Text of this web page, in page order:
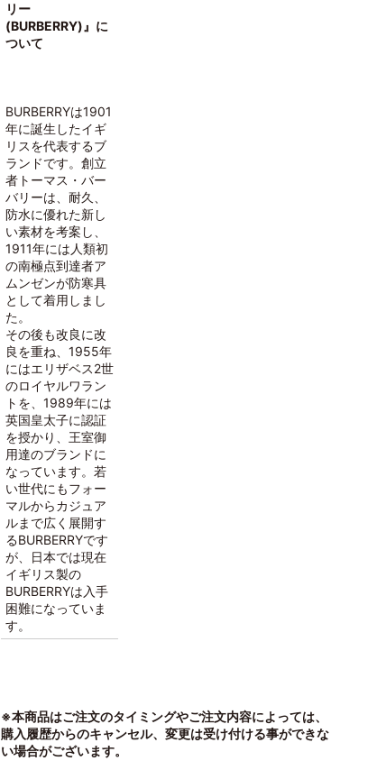
リー
(BURBERRY)』に
ついて
BURBERRYは1901
年に誕生したイギ
リスを代表するブ
ランドです。創立
者トーマス・バー
バリーは、耐久、
防水に優れた新し
い素材を考案し、
1911年には人類初
の南極点到達者ア
ムンゼンが防寒具
として着用しまし
た。
その後も改良に改
良を重ね、1955年
にはエリザベス2世
のロイヤルワラン
トを、1989年には
英国皇太子に認証
を授かり、王室御
用達のブランドに
なっています。若
い世代にもフォー
マルからカジュア
ルまで広く展開す
るBURBERRYです
が、日本では現在
イギリス製の
BURBERRYは入手
困難になっていま
す。
※本商品はご注文のタイミングやご注文内容によっては、
購入履歴からのキャンセル、変更は受け付ける事ができな
い場合がございます。